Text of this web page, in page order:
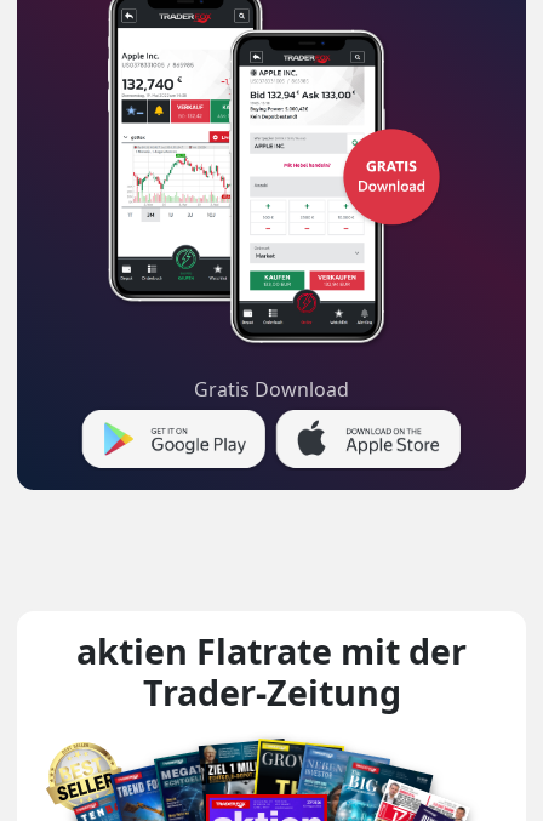
Gratis Download
aktien Flatrate mit der
Trader-Zeitung
Unsere Magazin-Covers